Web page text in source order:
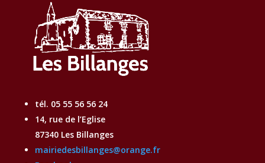
tél. 05 55 56 56 24
14, rue de l’Eglise
87340 Les Billanges
mairiedesbillanges@orange.fr